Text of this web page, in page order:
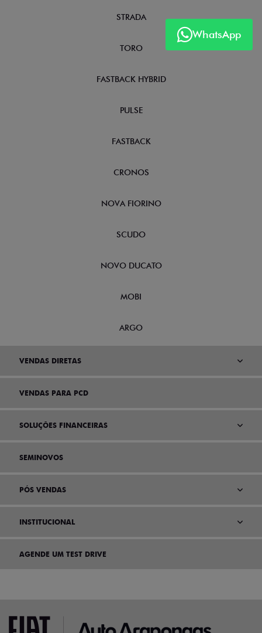
WhatsApp
STRADA
TORO
FASTBACK HYBRID
PULSE
FASTBACK
CRONOS
NOVA FIORINO
SCUDO
NOVO DUCATO
MOBI
ARGO
VENDAS DIRETAS
VENDAS PARA PCD
SOLUÇÕES FINANCEIRAS
SEMINOVOS
PÓS VENDAS
INSTITUCIONAL
AGENDE UM TEST DRIVE